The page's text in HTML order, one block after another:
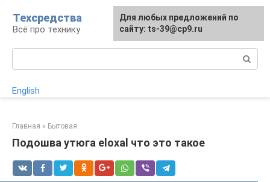
контенту
Техсредства
Всё про технику
English
Главная » Бытовая
Подошва утюга eloxal что это такое
Для любых предложений по
сайту: ts-39@cp9.ru